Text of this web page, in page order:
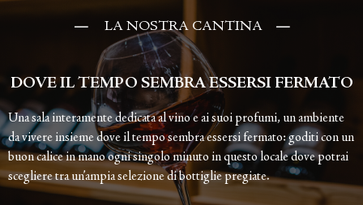
— LA NOSTRA CANTINA —
DOVE IL TEMPO SEMBRA ESSERSI FERMATO​
Una sala interamente dedicata al vino e ai suoi profumi, un ambiente
da vivere insieme dove il tempo sembra essersi fermato: goditi con un
buon calice in mano ogni singolo minuto in questo locale dove potrai
scegliere tra un’ampia selezione di bottiglie pregiate.